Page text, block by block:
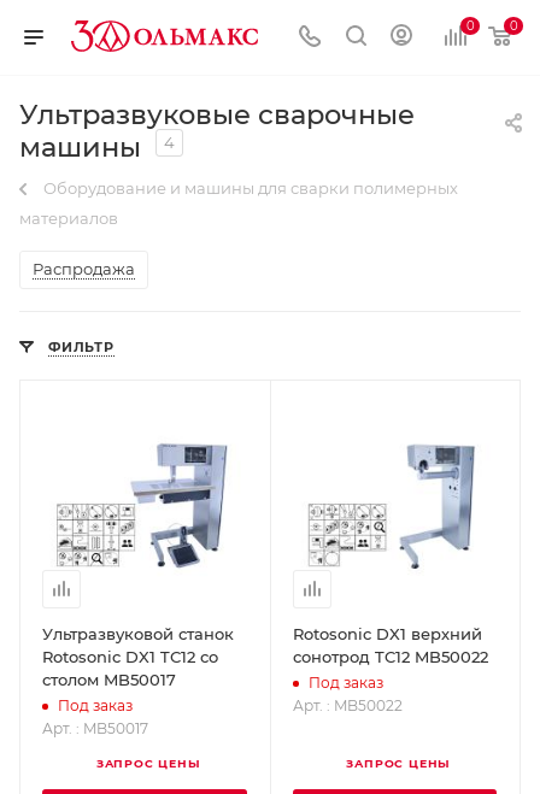
0 0
Ультразвуковые сварочные
машины
4
Оборудование и машины для сварки полимерных
материалов
Распродажа
ФИЛЬТР
Ультразвуковой станок
Rotosonic DX1 TС12 со
столом MB50017
Под заказ
Арт. : MB50017
ЗАПРОС ЦЕНЫ
Rotosonic DX1 верхний
сонотрод TC12 MB50022
Под заказ
Арт. : MB50022
ЗАПРОС ЦЕНЫ